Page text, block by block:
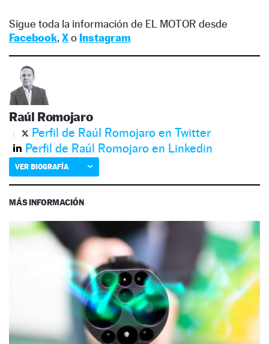
Sigue toda la información de EL MOTOR desde
Facebook, Xo Instagram
Raúl Romojaro
Perfil de Raúl Romojaro en Twitter
Perfil de Raúl Romojaro en Linkedin
VER BIOGRAFÍA
MÁS INFORMACIÓN